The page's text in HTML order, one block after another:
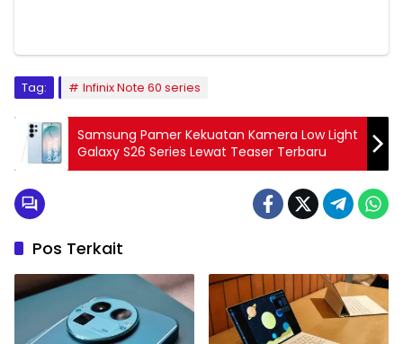
Tag: Infinix Note 60 series
Samsung Pamer Kekuatan Kamera Low Light
Galaxy S26 Series Lewat Teaser Terbaru
Pos Terkait